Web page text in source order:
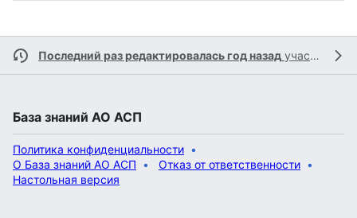
Последний раз редактировалась год назад участником
База знаний АО АСП
Политика конфиденциальности
О База знаний АО АСП
Отказ от ответственности
Настольная версия